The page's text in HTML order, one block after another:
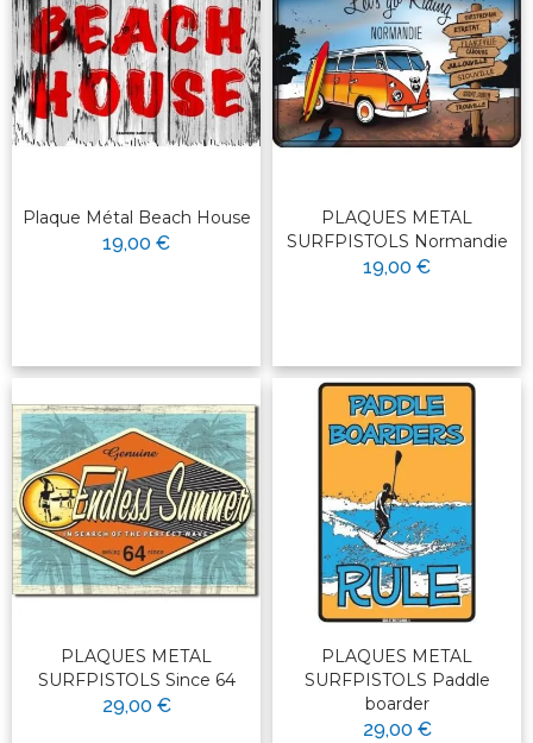
Plaque Métal Beach House
19,00 €
PLAQUES METAL
SURFPISTOLS Normandie
19,00 €
PLAQUES METAL
SURFPISTOLS Since 64
29,00 €
PLAQUES METAL
SURFPISTOLS Paddle
boarder
29,00 €